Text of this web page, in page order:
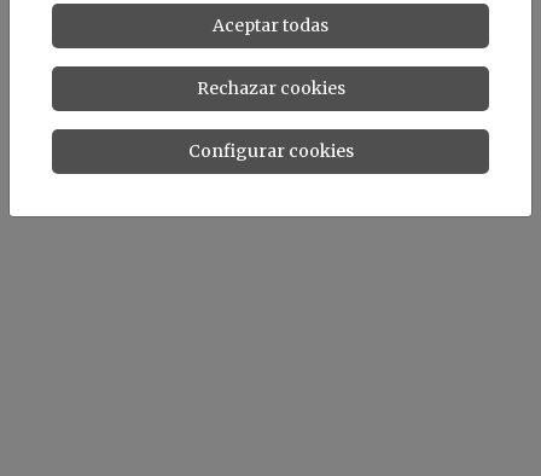
Aceptar todas
Rechazar cookies
Configurar cookies